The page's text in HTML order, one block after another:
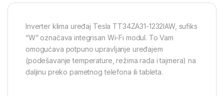
Inverter klima uređaj Tesla TT34ZA31-1232IAW, sufiks
“W” označava integrisan Wi-Fi modul. To Vam
omogućava potpuno upravljanje uređajem
(podešavanje temperature, režima rada i tajmera) na
daljinu preko pametnog telefona ili tableta.